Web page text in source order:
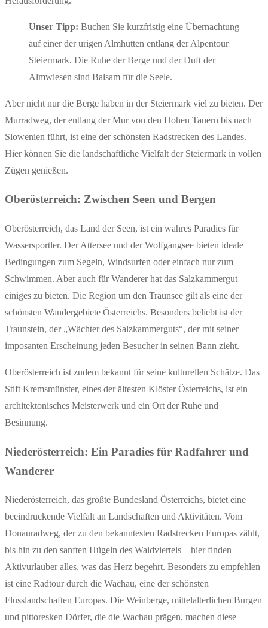
Unser Tipp: Buchen Sie kurzfristig eine Übernachtung
auf einer der urigen Almhütten entlang der Alpentour
Steiermark. Die Ruhe der Berge und der Duft der
Almwiesen sind Balsam für die Seele.
Aber nicht nur die Berge haben in der Steiermark viel zu bieten. Der
Murradweg, der entlang der Mur von den Hohen Tauern bis nach
Slowenien führt, ist eine der schönsten Radstrecken des Landes.
Hier können Sie die landschaftliche Vielfalt der Steiermark in vollen
Zügen genießen.
Oberösterreich: Zwischen Seen und Bergen
Oberösterreich, das Land der Seen, ist ein wahres Paradies für
Wassersportler. Der Attersee und der Wolfgangsee bieten ideale
Bedingungen zum Segeln, Windsurfen oder einfach nur zum
Schwimmen. Aber auch für Wanderer hat das Salzkammergut
einiges zu bieten. Die Region um den Traunsee gilt als eine der
schönsten Wandergebiete Österreichs. Besonders beliebt ist der
Traunstein, der „Wächter des Salzkammerguts“, der mit seiner
imposanten Erscheinung jeden Besucher in seinen Bann zieht.
Oberösterreich ist zudem bekannt für seine kulturellen Schätze. Das
Stift Kremsmünster, eines der ältesten Klöster Österreichs, ist ein
architektonisches Meisterwerk und ein Ort der Ruhe und
Besinnung.
Niederösterreich: Ein Paradies für Radfahrer und
Wanderer
Niederösterreich, das größte Bundesland Österreichs, bietet eine
beeindruckende Vielfalt an Landschaften und Aktivitäten. Vom
Donauradweg, der zu den bekanntesten Radstrecken Europas zählt,
bis hin zu den sanften Hügeln des Waldviertels – hier finden
Aktivurlauber alles, was das Herz begehrt. Besonders zu empfehlen
ist eine Radtour durch die Wachau, eine der schönsten
Flusslandschaften Europas. Die Weinberge, mittelalterlichen Burgen
und pittoresken Dörfer, die die Wachau prägen, machen diese